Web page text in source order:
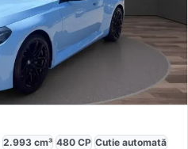
2.993 cm³ 480 CP Cutie automată